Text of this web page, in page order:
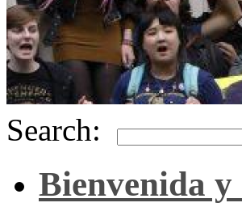
Search:
Bienvenida y